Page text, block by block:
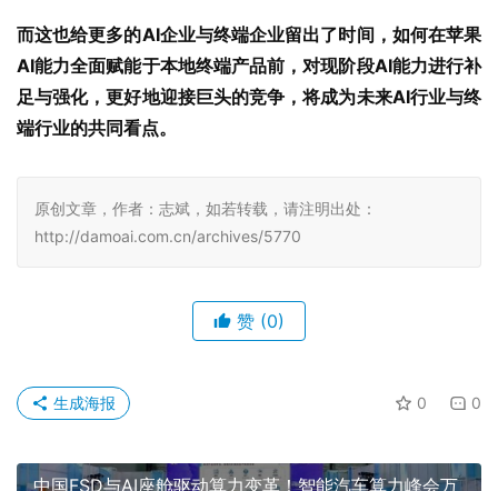
而这也给更多的AI企业与终端企业留出了时间，如何在苹果
AI能力全面赋能于本地终端产品前，对现阶段AI能力进行补
足与强化，更好地迎接巨头的竞争，将成为未来AI行业与终
端行业的共同看点。
原创文章，作者：志斌，如若转载，请注明出处：
http://damoai.com.cn/archives/5770
赞 (0)
0 0
生成海报
中国FSD与AI座舱驱动算力变革！智能汽车算力峰会万